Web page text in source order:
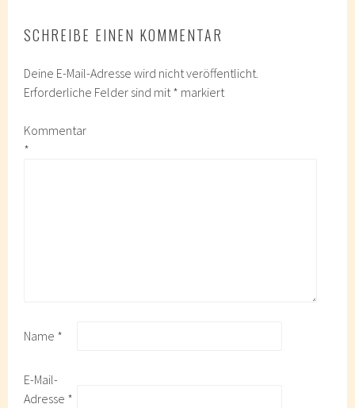
SCHREIBE EINEN KOMMENTAR
Deine E-Mail-Adresse wird nicht veröffentlicht.
Erforderliche Felder sind mit * markiert
Kommentar
*
Name *
E-Mail-
Adresse *